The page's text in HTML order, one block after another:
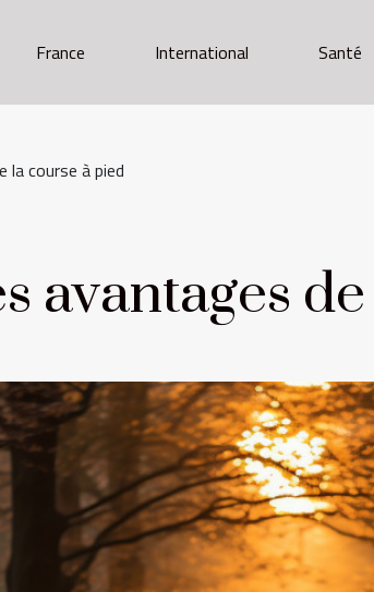
France International Santé
la course à pied
avantages